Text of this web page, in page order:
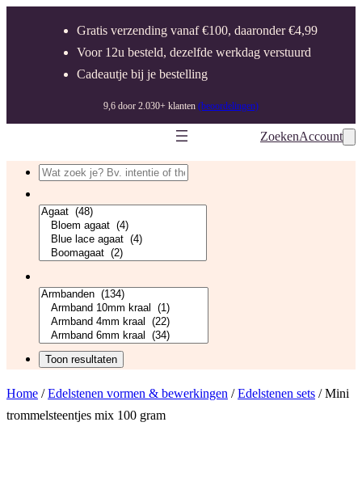
Gratis verzending vanaf €100, daaronder €4,99
Voor 12u besteld, dezelfde werkdag verstuurd
Cadeautje bij je bestelling
9,6 door 2.030+ klanten (beoordelingen)
ZoekenAccount
Home /Edelstenen vormen & bewerkingen /Edelstenen sets / Mini
trommelsteentjes mix 100 gram